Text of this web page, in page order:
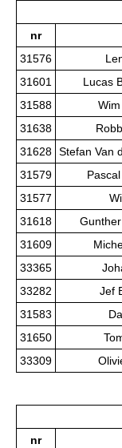
nr
31576
31601
Lucas
31588
31638
31628 Stefan Van
31579
31577
31618
31609
33365
33282
Jef
31583
31650
33309
nr